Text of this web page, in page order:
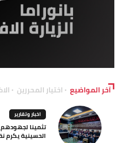
آخر المواضيع اختيار المحررين
اخبار وتقارير
تثمينا لجهودهم
الحسينية